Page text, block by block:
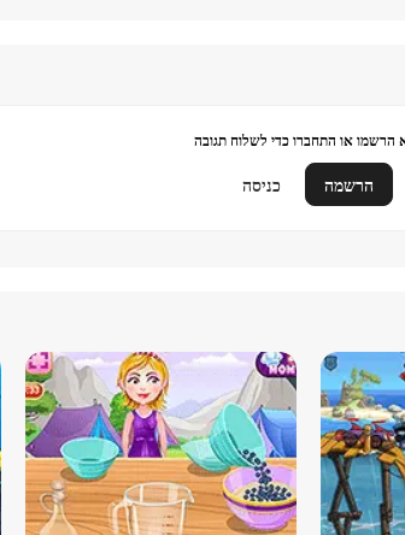
הרשמו או התחברו כדי לשלוח תגובה
הרשמה כניסה